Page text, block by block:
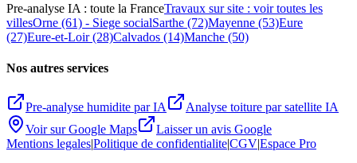
Pre-analyse IA : toute la FranceTravaux sur site : voir toutes les
villesOrne (61) - Siege socialSarthe (72)Mayenne (53)Eure
(27)Eure-et-Loir (28)Calvados (14)Manche (50)
Nos autres services
Pre-analyse humidite par IA
Analyse toiture par satellite IA
Voir sur Google Maps
Laisser un avis Google
Mentions legales|Politique de confidentialite|CGV|Espace Pro